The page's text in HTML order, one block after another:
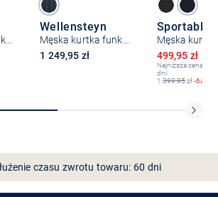
Męska kurtka funkcyjna – Molm
Wellensteyn
1 249,95 zł
Sportables
Obniżona
499,95 zł
Najniższa cena z
dni:
1 399,95zł-64%
czasu zwrotu towaru: 60 dni